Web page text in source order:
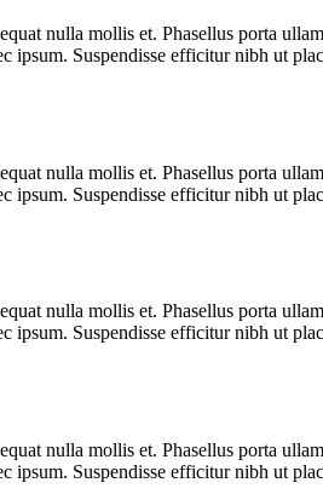
nulla mollis et. Phasellus porta
Suspendisse efficitur nibh ut
nulla mollis et. Phasellus porta
Suspendisse efficitur nibh ut
nulla mollis et. Phasellus porta
Suspendisse efficitur nibh ut
nulla mollis et. Phasellus porta
Suspendisse efficitur nibh ut